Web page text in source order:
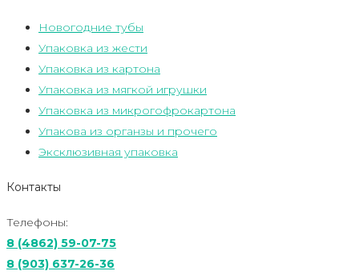
Новогодние тубы
Упаковка из жести
Упаковка из картона
Упаковка из мягкой игрушки
Упаковка из микрогофрокартона
Упакова из органзы и прочего
Эксклюзивная упаковка
Контакты
Телефоны:
8 (4862) 59-07-75
8 (903) 637-26-36